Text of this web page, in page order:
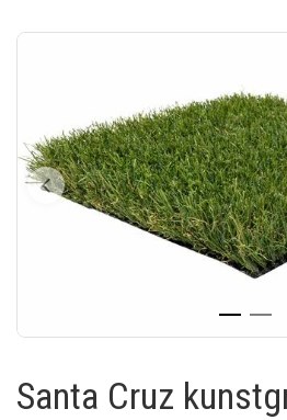
Santa Cruz